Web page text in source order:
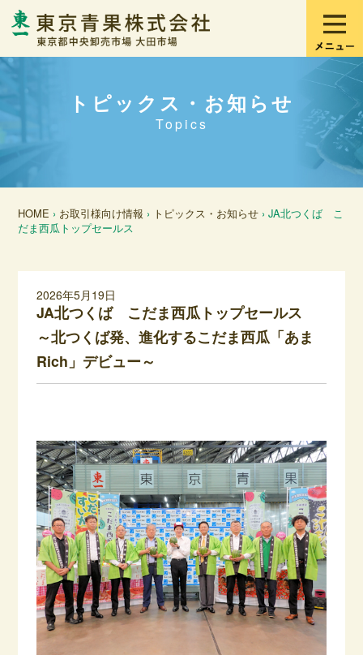
トピックス・お知らせ
Topics
HOME › お取引様向け情報 › トピックス・お知らせ › JA北つくば こ
だま西瓜トップセールス
2026年5月19日
JA北つくば こだま西瓜トップセールス
～北つくば発、進化するこだま西瓜「あま
Rich」デビュー～